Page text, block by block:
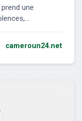
une
cameroun24.net